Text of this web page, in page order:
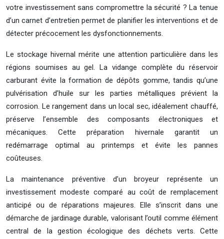
votre investissement sans compromettre la sécurité ? La tenue
d’un carnet d’entretien permet de planifier les interventions et de
détecter précocement les dysfonctionnements.
Le stockage hivernal mérite une attention particulière dans les
régions soumises au gel. La vidange complète du réservoir
carburant évite la formation de dépôts gomme, tandis qu’une
pulvérisation d’huile sur les parties métalliques prévient la
corrosion. Le rangement dans un local sec, idéalement chauffé,
préserve l’ensemble des composants électroniques et
mécaniques. Cette préparation hivernale garantit un
redémarrage optimal au printemps et évite les pannes
coûteuses.
La maintenance préventive d’un broyeur représente un
investissement modeste comparé au coût de remplacement
anticipé ou de réparations majeures. Elle s’inscrit dans une
démarche de jardinage durable, valorisant l’outil comme élément
central de la gestion écologique des déchets verts. Cette